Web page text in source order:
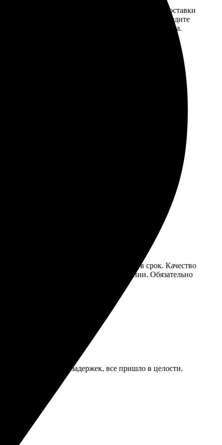
Введите адрес и выберите способ доставки
заказа. Если у вас есть промокод, введите
его в специальное поле для промокода.
пластиково, возможно, я перестарался с
Доставка оказалась быстрой, в срок. Качество
свою работу в таком исполнении. Обязательно
Доставка без задержек, все пришло в целости.